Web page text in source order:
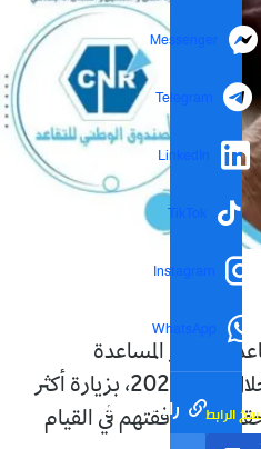
Messenger
Telegram
LinkedIn
TikTok
Instagram
WhatsApp
رابط مختصر الرابط
أن جهاز المساعدة
الاجتماعية في البيت تكفّل، خلال سنة 2025، بزيارة أكثر
حقوق، ومرافقتهم في القيام